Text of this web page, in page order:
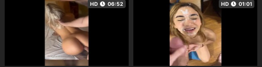
HD 06:52 HD 01:01